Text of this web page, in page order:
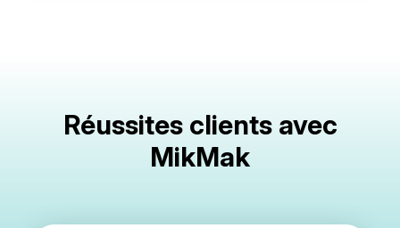
Réussites clients avec
MikMak